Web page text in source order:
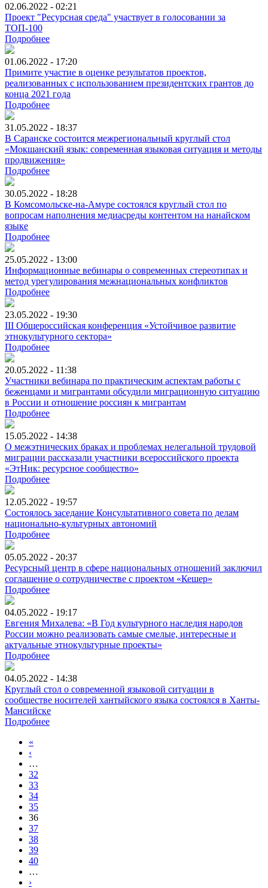
02.06.2022 - 02:21
Проект "Ресурсная среда" участвует в голосовании за
ТОП-100
Подробнее
01.06.2022 - 17:20
Примите участие в оценке результатов проектов,
реализованных с использованием президентских грантов до
конца 2021 года
Подробнее
31.05.2022 - 18:37
В Саранске состоится межрегиональный круглый стол
«Мокшанский язык: современная языковая ситуация и методы
продвижения»
Подробнее
30.05.2022 - 18:28
В Комсомольске-на-Амуре состоялся круглый стол по
вопросам наполнения медиасреды контентом на нанайском
языке
Подробнее
25.05.2022 - 13:00
Информационные вебинары о современных стереотипах и
метод урегулирования межнациональных конфликтов
Подробнее
23.05.2022 - 19:30
III Общероссийская конференция «Устойчивое развитие
этнокультурного сектора»
Подробнее
20.05.2022 - 11:38
Участники вебинара по практическим аспектам работы с
беженцами и мигрантами обсудили миграционную ситуацию
в России и отношение россиян к мигрантам
Подробнее
15.05.2022 - 14:38
О межэтнических браках и проблемах нелегальной трудовой
миграции рассказали участники всероссийского проекта
«ЭтНик: ресурсное сообщество»
Подробнее
12.05.2022 - 19:57
Состоялось заседание Консультативного совета по делам
национально-культурных автономий
Подробнее
05.05.2022 - 20:37
Ресурсный центр в сфере национальных отношений заключил
соглашение о сотрудничестве с проектом «Кешер»
Подробнее
04.05.2022 - 19:17
Евгения Михалева: «В Год культурного наследия народов
России можно реализовать самые смелые, интересные и
актуальные этнокультурные проекты»
Подробнее
04.05.2022 - 14:38
Круглый стол о современной языковой ситуации в
сообществе носителей хантыйского языка состоялся в Ханты-
Мансийске
Подробнее
«
‹
…
32
33
34
35
36
37
38
39
40
…
›